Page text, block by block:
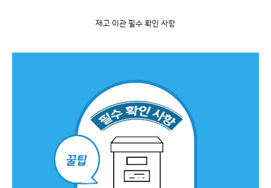
재고 이관 필수 확인 사항